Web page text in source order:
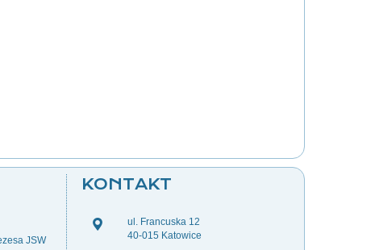
JSW
KONTAKT
ul. Francuska 12
40-015 Katowice